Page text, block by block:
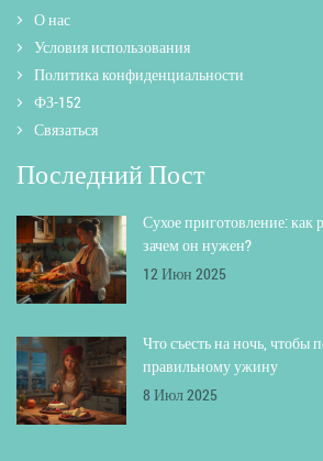
О нас
Условия использования
Политика конфиденциальности
ФЗ-152
Связаться
Последний Пост
Сухое приготовление: как
зачем он нужен?
12 Июн 2025
Что съесть на ночь, чтобы
правильному ужину
8 Июл 2025